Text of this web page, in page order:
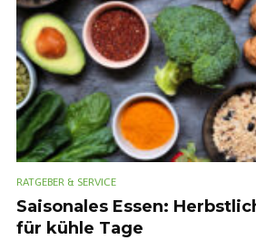
RATGEBER & SERVICE
Saisonales Essen:
für kühle Tage